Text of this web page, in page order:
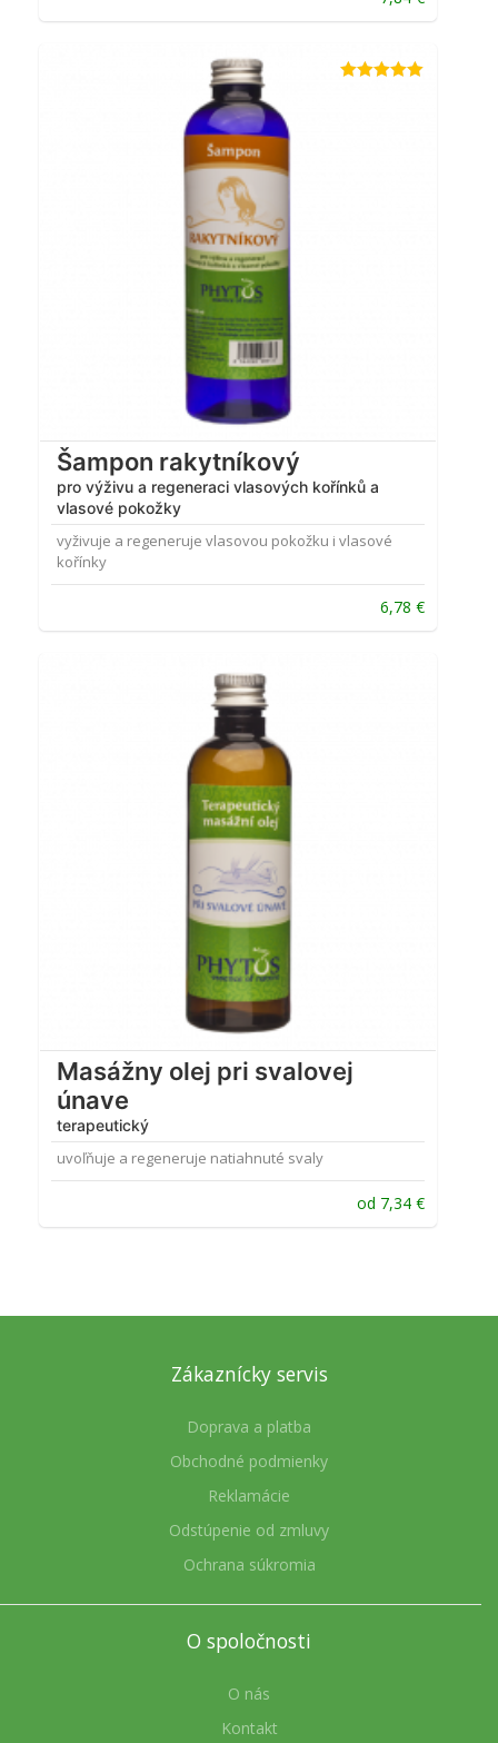
Šampon rakytníkový
pro výživu a regeneraci vlasových kořínků a
vlasové pokožky
vyživuje a regeneruje vlasovou pokožku i vlasové
kořínky
6,78 €
Masážny olej pri svalovej
únave
terapeutický
uvoľňuje a regeneruje natiahnuté svaly
od 7,34 €
Zákaznícky servis
Doprava a platba
Obchodné podmienky
Reklamácie
Odstúpenie od zmluvy
Ochrana súkromia
O spoločnosti
O nás
Kontakt